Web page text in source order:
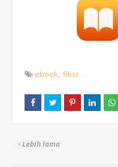
ebook fiksi
Lebih lama